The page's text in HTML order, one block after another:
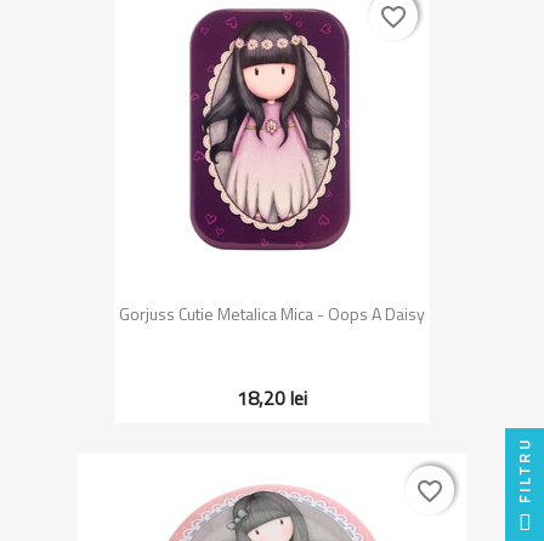
Gorjuss Cutie Metalica Mica - Oops A Daisy
18,20 lei
favorite_border
favorite_border
favorite_border
favorite_border FILTRU